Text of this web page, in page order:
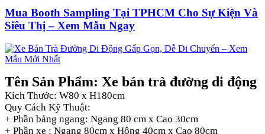
Mua Booth Sampling Tại TPHCM Cho Sự Kiện Và
Siêu Thị – Xem Mẫu Ngay
Tên Sản Phẩm: Xe bán trà đường di động
Kích Thước: W80 x H180cm
Quy Cách Kỹ Thuật:
+ Phần bảng ngang: Ngang 80 cm x Cao 30cm
+ Phần xe : Ngang 80cm x Hông 40cm x Cao 80cm